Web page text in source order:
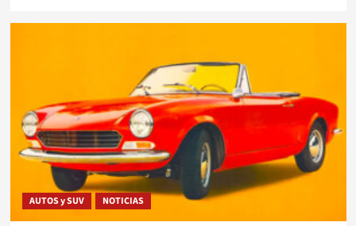
AUTOS y SUV NOTICIAS